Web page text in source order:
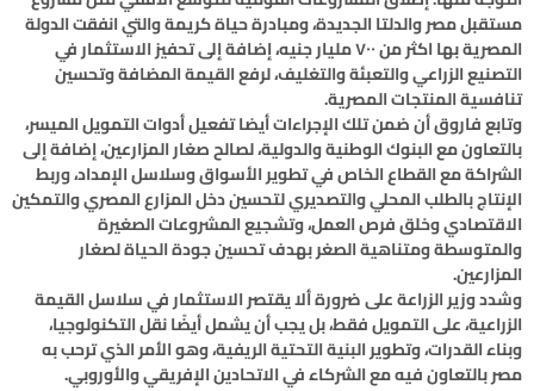
مستقبل مصر والدلتا الجديدة، ومبادرة حياة كريمة والتي انفقت الدولة
المصرية بها اكثر من ٧٠٠ مليار جنيه، إضافة إلى تحفيز الاستثمار في
التصنيع الزراعي والتعبئة والتغليف، لرفع القيمة المضافة وتحسين
تنافسية المنتجات المصرية.
وتابع فاروق أن ضمن تلك الإجراءات أيضا تفعيل أدوات التمويل الميسر،
بالتعاون مع البنوك الوطنية والدولية، لصالح صغار المزارعين، إضافة إلى
الشراكة مع القطاع الخاص في تطوير الأسواق وسلاسل الإمداد، وربط
الإنتاج بالطلب المحلي والتصديري لتحسين دخل المزارع المصري والتمكين
الاقتصادي وخلق فرص العمل، وتشجيع المشروعات الصغيرة
والمتوسطة ومتناهية الصغر بهدف تحسين جودة الحياة لصغار
المزارعين.
وشدد وزير الزراعة على ضرورة ألا يقتصر الاستثمار في سلاسل القيمة
الزراعية، على التمويل فقط، بل يجب أن يشمل أيضًا نقل التكنولوجيا،
وبناء القدرات، وتطوير البنية التحتية الريفية، وهو الأمر الذي ترحب به
مصر بالتعاون فيه مع الشركاء في الاتحادين الإفريقي والأوروبي.